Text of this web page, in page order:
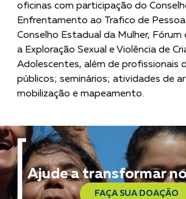
oficinas com participação do
Enfrentamento ao Trafico de
Conselho Estadual da Mulher,
a Exploração Sexual e Violência de
Adolescentes, além de profissionais
públicos; seminários; atividades de
mobilização e mapeamento.
Ajude a transformar
FAÇA SUA DOAÇÃO